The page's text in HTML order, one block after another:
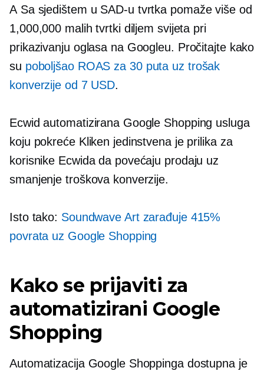
A Sa sjedištem u SAD-u tvrtka pomaže više od
1,000,000 malih tvrtki diljem svijeta pri
prikazivanju oglasa na Googleu. Pročitajte kako
su poboljšao ROAS za 30 puta uz trošak
konverzije od 7 USD.
Ecwid automatizirana Google Shopping usluga
koju pokreće Kliken jedinstvena je prilika za
korisnike Ecwida da povećaju prodaju uz
smanjenje troškova konverzije.
Isto tako: Soundwave Art zarađuje 415%
povrata uz Google Shopping
Kako se prijaviti za
automatizirani Google
Shopping
Automatizacija Google Shoppinga dostupna je